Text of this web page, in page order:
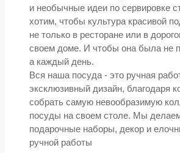
и необычные идеи по сервировке
хотим, чтобы культура красивой
не только в ресторане или в
своем доме. И чтобы она была не
а каждый день.
Вся наша посуда - это ручная
эксклюзивный дизайн, благодаря
собрать самую невообразимую
посуды на своем столе. Мы
подарочные наборы, декор и
ручной работы